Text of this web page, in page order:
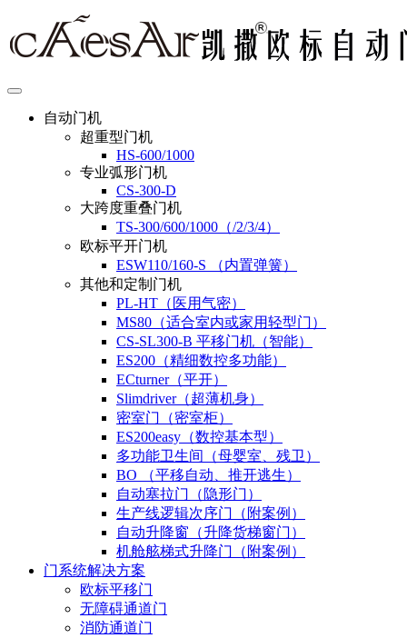
自动门机
超重型门机
HS-600/1000
专业弧形门机
CS-300-D
大跨度重叠门机
TS-300/600/1000（/2/3/4）
欧标平开门机
ESW110/160-S （内置弹簧）
其他和定制门机
PL-HT（医用气密）
MS80（适合室内或家用轻型门）
CS-SL300-B 平移门机（智能）
ES200（精细数控多功能）
ECturner（平开）
Slimdriver（超薄机身）
密室门（密室柜）
ES200easy（数控基本型）
多功能卫生间（母婴室、残卫）
BO （平移自动、推开逃生）
自动塞拉门（隐形门）
生产线逻辑次序门（附案例）
自动升降窗（升降货梯窗门）
机舱舷梯式升降门（附案例）
门系统解决方案
欧标平移门
无障碍通道门
消防通道门